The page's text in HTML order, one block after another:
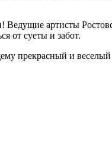
артисты
от суеты и забот.
прекрасный и веселый